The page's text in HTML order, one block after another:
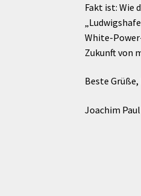
Fakt ist: Wie
White-
Zukunft von
Beste
Joachim Paul